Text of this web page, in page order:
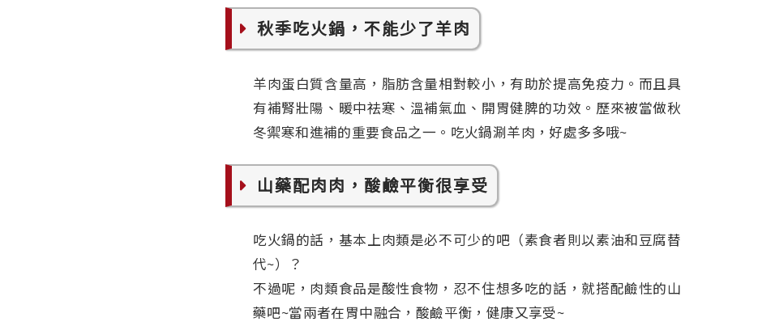
秋季吃火鍋，不能少了羊肉
羊肉蛋白質含量高，脂肪含量相對較小，有助於提高免疫力。而且具
有補腎壯陽、暖中祛寒、溫補氣血、開胃健脾的功效。歷來被當做秋
冬禦寒和進補的重要食品之一。吃火鍋涮羊肉，好處多多哦~
山藥配肉肉，酸鹼平衡很享受
吃火鍋的話，基本上肉類是必不可少的吧（素食者則以素油和豆腐替
代~）？
不過呢，肉類食品是酸性食物，忍不住想多吃的話，就搭配鹼性的山
藥吧~當兩者在胃中融合，酸鹼平衡，健康又享受~